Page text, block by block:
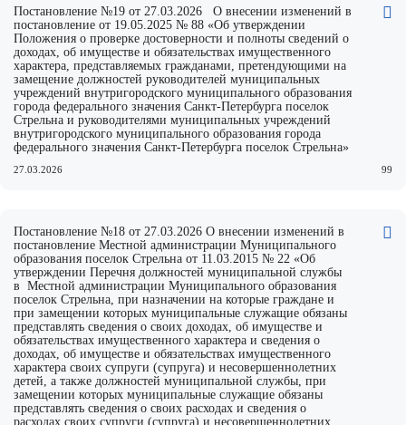
Постановление №19 от 27.03.2026 О внесении изменений в
постановление от 19.05.2025 № 88 «Об утверждении
Положения о проверке достоверности и полноты сведений о
доходах, об имуществе и обязательствах имущественного
характера, представляемых гражданами, претендующими на
замещение должностей руководителей муниципальных
учреждений внутригородского муниципального образования
города федерального значения Санкт-Петербурга поселок
Стрельна и руководителями муниципальных учреждений
внутригородского муниципального образования города
федерального значения Санкт-Петербурга поселок Стрельна»
27.03.2026 99
Постановление №18 от 27.03.2026 О внесении изменений в
постановление Местной администрации Муниципального
образования поселок Стрельна от 11.03.2015 № 22 «Об
утверждении Перечня должностей муниципальной службы
в Местной администрации Муниципального образования
поселок Стрельна, при назначении на которые граждане и
при замещении которых муниципальные служащие обязаны
представлять сведения о своих доходах, об имуществе и
обязательствах имущественного характера и сведения о
доходах, об имуществе и обязательствах имущественного
характера своих супруги (супруга) и несовершеннолетних
детей, а также должностей муниципальной службы, при
замещении которых муниципальные служащие обязаны
представлять сведения о своих расходах и сведения о
расходах своих супруги (супруга) и несовершеннолетних